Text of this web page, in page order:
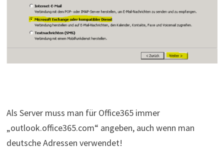
Als Server muss man für Office365 immer
„outlook.office365.com“ angeben, auch wenn man
deutsche Adressen verwendet!